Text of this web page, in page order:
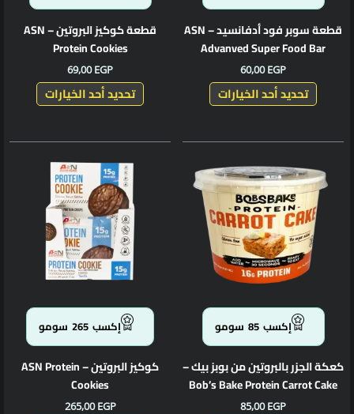
قطعة سوبر فود أدفانسيد – ASN
Advanved Super Food Bar
60,00EGP
تحديد أحد الخيارات
صفحة
المنتج
قطعة كوكيز البروتين – ASN
Protein Cookies
69,00EGP
تحديد أحد الخيارات
صفحة
المنتج
إكسب 85 سومو
كعكة الجزر بالبروتين من بوبز بيك –
Bob’s Bake Protein Carrot Cake
85,00EGP
إكسب 265 سومو
كوكيز البروتين – ASN Protein
Cookies
265,00EGP
صفحة
المنتج